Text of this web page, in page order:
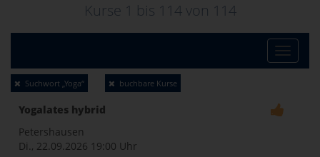
Kurse 1 bis 114von 114
Toggle
Suchwort „Yoga“ buchbare Kurse
Yogalates hybrid
Petershausen
Di., 22.09.2026 19:00 Uhr